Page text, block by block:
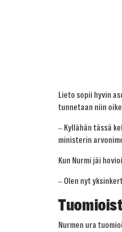
Lieto sopii hyvin
tunnetaan niin
‒ Kyllähän tässä
ministerin
Kun Nurmi jäi
‒ Olen nyt
Nurmen ura